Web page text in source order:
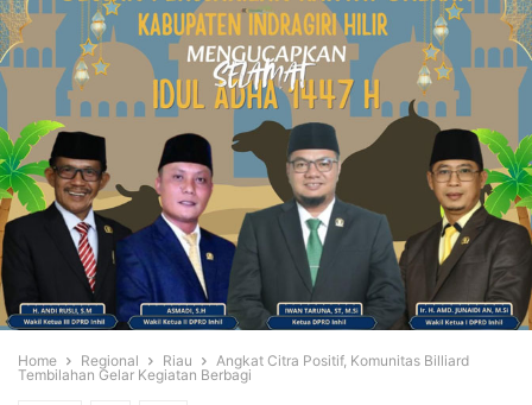
Home Regional Riau
Angkat Citra Positif, Komunitas Billiard
Tembilahan Gelar Kegiatan Berbagi